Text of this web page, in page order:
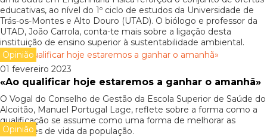
educativas, ao nível do 1º ciclo de estudos da Universidade de
Trás-os-Montes e Alto Douro (UTAD). O biólogo e professor da
UTAD, João Carrola, conta-te mais sobre a ligação desta
instituição de ensino superior à sustentabilidade ambiental.
Opinião
01 fevereiro 2023
«Ao qualificar hoje estaremos a ganhar o amanhã»
O Vogal do Conselho de Gestão da Escola Superior de Saúde do
Alcoitão, Manuel Portugal Lage, reflete sobre a forma como a
qualificação se assume como uma forma de melhorar as
condições de vida da população.
Opinião